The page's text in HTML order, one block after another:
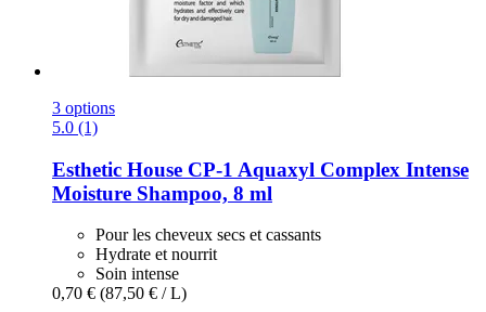
3 options
5.0 (1)
Esthetic House CP-​1 Aquaxyl Complex Intense
Moisture Shampoo, 8 ml
Pour les cheveux secs et cassants
Hydrate et nourrit
Soin intense
0,70 € (87,50 € / L)